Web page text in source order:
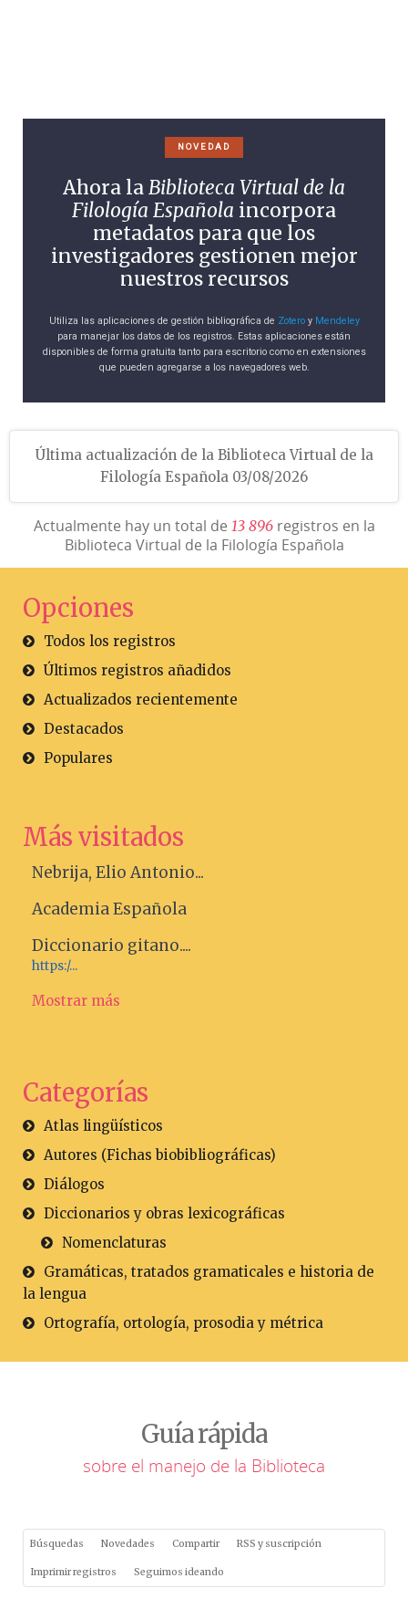
NOVEDAD
Ahora laBiblioteca Virtual de la
Filología Española incorpora
metadatos para que los
investigadores gestionen mejor
nuestros recursos
Utiliza las aplicaciones de gestión bibliográfica de Zoteroy Mendeley
para manejar los datos de los registros. Estas aplicaciones están
disponibles de forma gratuita tanto para escritorio como en extensiones
que pueden agregarse a los navegadores web.
Última actualización de la Biblioteca Virtual de la
Filología Española 03/08/2026
Actualmente hay un total de 13 896registros en la
Biblioteca Virtual de la Filología Española
Opciones
Todos los registros
Últimos registros añadidos
Actualizados recientemente
Destacados
Populares
Más visitados
Nebrija, Elio Antonio...
Academia Española
Diccionario gitano....
https:/...
Mostrar más
Categorías
Atlas lingüísticos
Autores (Fichas biobibliográficas)
Diálogos
Diccionarios y obras lexicográficas
Nomenclaturas
Gramáticas, tratados gramaticales e historia de
la lengua
Ortografía, ortología, prosodia y métrica
Guía rápida
sobre el manejo de la Biblioteca
Búsquedas Novedades Compartir RSS y suscripción
Imprimir registros Seguimos ideando